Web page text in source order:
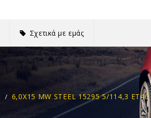
Σχετικά με εμάς
6,0X15 MW STEEL 15295 5/114,3 ET46